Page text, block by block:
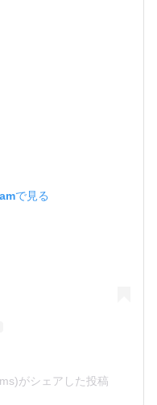
で見る
がシェアした投稿